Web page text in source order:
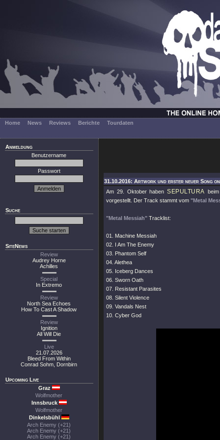
Home News Reviews Berichte Tourdaten
Anmeldung
Benutzername
Passwort
Suche
SiteNews
Review
Audrey Horne
Achilles
Special
In Extremo
Review
North Sea Echoes
How To Cast A Shadow
Review
Ignition
All Will Die
Live
21.07.2026
Bleed From Within
Conrad Sohm, Dornbirn
Upcoming Live
Graz
Wolfmother
Innsbruck
Wolfmother
Dinkelsbühl
Arch Enemy (+21)
Arch Enemy (+21)
Arch Enemy (+21)
31.10.2016: Artwork und erster neuer Song
Am 29. Oktober habenSEPULTURA
vorgestellt. Der Track stammt vom "Metal
"Metal Messiah" Tracklist:
01. Machine Messiah
02. I Am The Enemy
03. Phantom Self
04. Alethea
05. Iceberg Dances
06. Sworn Oath
07. Resistant Parasites
08. Silent Violence
09. Vandals Nest
10. Cyber God